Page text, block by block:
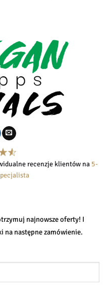
recenzje klientów na 5-
najnowsze oferty! I
na następne zamówienie.